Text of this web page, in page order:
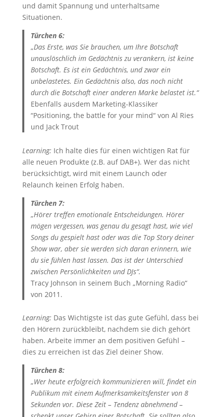
und damit Spannung und unterhaltsame
Situationen.
Türchen 6:
„Das Erste, was Sie brauchen, um Ihre Botschaft
unauslöschlich im Gedächtnis zu verankern, ist keine
Botschaft. Es ist ein Gedächtnis, und zwar ein
unbelastetes. Ein Gedächtnis also, das noch nicht
durch die Botschaft einer anderen Marke belastet ist.“
Ebenfalls ausdem Marketing-Klassiker
“Positioning, the battle for your mind“ von Al Ries
und Jack Trout
Learning: Ich halte dies für einen wichtigen Rat für
alle neuen Produkte (z.B. auf DAB+). Wer das nicht
berücksichtigt, wird mit einem Launch oder
Relaunch keinen Erfolg haben.
Türchen 7:
„Hörer treffen emotionale Entscheidungen. Hörer
mögen vergessen, was genau du gesagt hast, wie viel
Songs du gespielt hast oder was die Top Story deiner
Show war, aber sie werden sich daran erinnern, wie
du sie fühlen hast lassen. Das ist der Unterschied
zwischen Persönlichkeiten und DJs“.
Tracy Johnson in seinem Buch „Morning Radio“
von 2011.
Learning: Das Wichtigste ist das gute Gefühl, dass bei
den Hörern zurückbleibt, nachdem sie dich gehört
haben. Arbeite immer an dem positiven Gefühl –
dies zu erreichen ist das Ziel deiner Show.
Türchen 8:
„Wer heute erfolgreich kommunizieren will, findet ein
Publikum mit einem Aufmerksamkeitsfenster von 8
Sekunden vor. Diese Zeit – Tendenz abnehmend –